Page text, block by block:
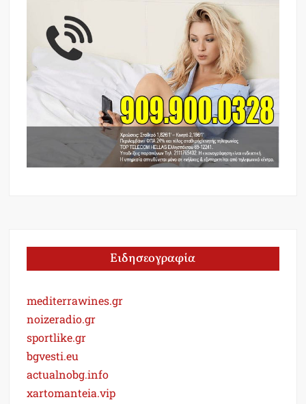
Ειδησεογραφία
mediterrawines.gr
noizeradio.gr
sportlike.gr
bgvesti.eu
actualnobg.info
xartomanteia.vip